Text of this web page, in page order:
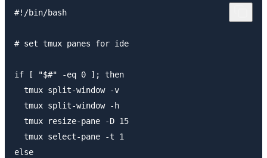
#!/bin/bash
# set tmux panes for ide
if [ "$#" -eq 0 ]; then
  tmux split-window -v
  tmux split-window -h
  tmux resize-pane -D 15
  tmux select-pane -t 1
else